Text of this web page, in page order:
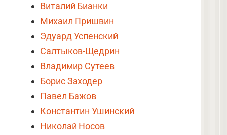
Виталий Бианки
Михаил Пришвин
Эдуард Успенский
Салтыков-Щедрин
Владимир Сутеев
Борис Заходер
Павел Бажов
Константин Ушинский
Николай Носов